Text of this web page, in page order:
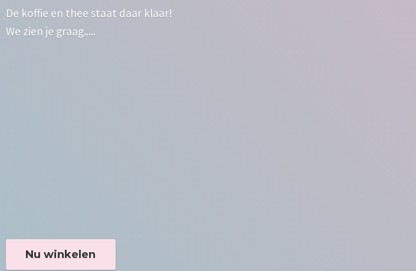
De koffie en thee staat daar klaar!
We zien je graag.....
Nu winkelen